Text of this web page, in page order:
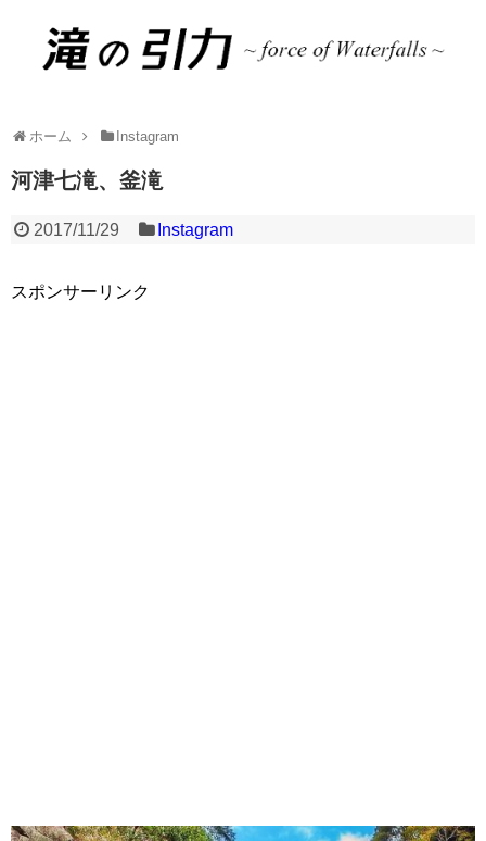
ホーム Instagram
河津七滝、釜滝
2017/11/29 Instagram
スポンサーリンク